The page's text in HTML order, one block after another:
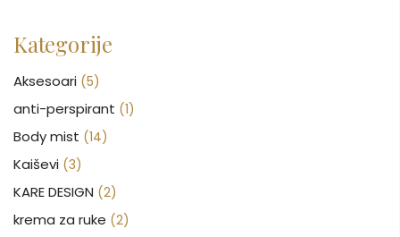
Kategorije
Aksesoari (5)
anti-perspirant (1)
Body mist (14)
Kaiševi (3)
KARE DESIGN (2)
krema za ruke (2)